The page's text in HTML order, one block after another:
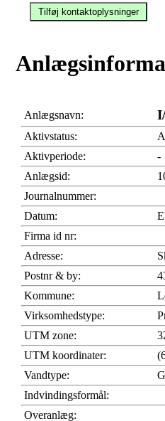
Anlægsnavn:
Aktivstatus:
Aktivperiode:
-
Anlægsid:
Journalnummer:
Datum:
Firma id nr:
Adresse:
Postnr & by:
Kommune:
Virksomhedstype:
UTM zone:
UTM koordinater:
Vandtype:
Indvindingsformål:
Overanlæg: